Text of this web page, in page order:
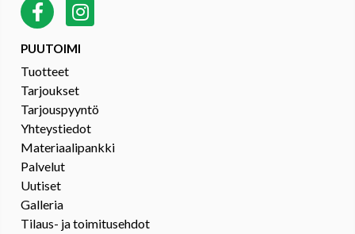
PUUTOIMI
Tuotteet
Tarjoukset
Tarjouspyyntö
Yhteystiedot
Materiaalipankki
Palvelut
Uutiset
Galleria
Tilaus- ja toimitusehdot